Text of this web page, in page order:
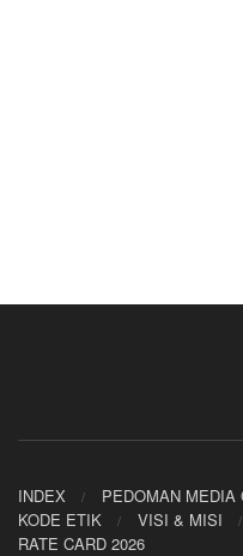
INDEX PEDOMAN MEDIA
KODE ETIK
VISI & MISI
RATE CARD 2026